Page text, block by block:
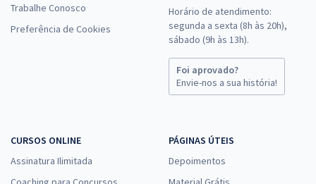
Trabalhe Conosco
Preferência de Cookies
Horário de atendimento:
segunda a sexta (8h às 20h),
sábado (9h às 13h).
Foi aprovado?
Envie-nos a sua história!
CURSOS ONLINE
Assinatura Ilimitada
PÁGINAS ÚTEIS
Depoimentos